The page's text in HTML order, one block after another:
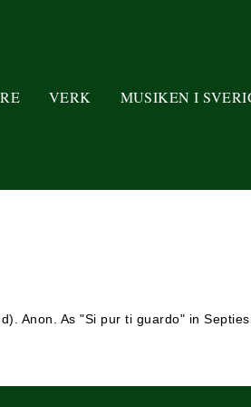
VERK MUSIKEN I
Anon. As "Si pur ti guardo" in